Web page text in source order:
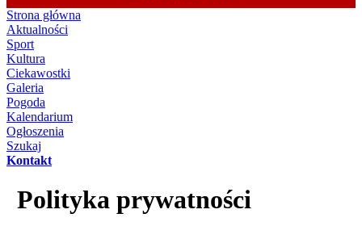
Strona główna
Aktualności
Sport
Kultura
Ciekawostki
Galeria
Pogoda
Kalendarium
Ogłoszenia
Szukaj
Kontakt
Polityka prywatności